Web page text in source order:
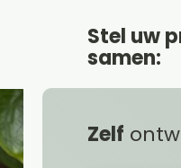
Stel uw
samen:
Zelf